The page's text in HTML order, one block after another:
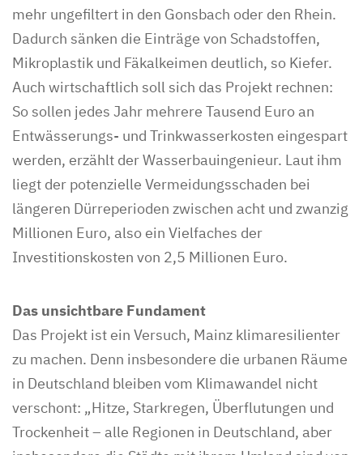
mehr ungefiltert in den Gonsbach oder den Rhein.
Dadurch sänken die Einträge von Schadstoffen,
Mikroplastik und Fäkalkeimen deutlich, so Kiefer.
Auch wirtschaftlich soll sich das Projekt rechnen:
So sollen jedes Jahr mehrere Tausend Euro an
Entwässerungs- und Trinkwasserkosten eingespart
werden, erzählt der Wasserbauingenieur. Laut ihm
liegt der potenzielle Vermeidungsschaden bei
längeren Dürreperioden zwischen acht und zwanzig
Millionen Euro, also ein Vielfaches der
Investitionskosten von 2,5 Millionen Euro.
Das unsichtbare Fundament
Das Projekt ist ein Versuch, Mainz klimaresilienter
zu machen. Denn insbesondere die urbanen Räume
in Deutschland bleiben vom Klimawandel nicht
verschont: „Hitze, Starkregen, Überflutungen und
Trockenheit – alle Regionen in Deutschland, aber